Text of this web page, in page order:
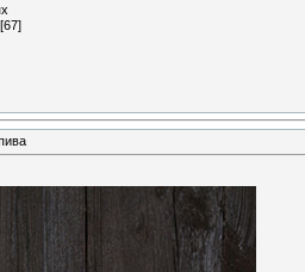
[67]